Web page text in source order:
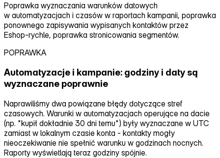
Poprawka wyznaczania warunków datowych
w automatyzacjach i czasów w raportach kampanii, poprawka
ponownego zapisywania wypisanych kontaktów przez
Eshop‑rychle, poprawka stronicowania segmentów.
POPRAWKA
Automatyzacje i kampanie: godziny i daty są
wyznaczane poprawnie
Naprawiliśmy dwa powiązane błędy dotyczące stref
czasowych. Warunki w automatyzacjach operujące na dacie
(np. "kupił dokładnie 30 dni temu") były wyznaczane w UTC
zamiast w lokalnym czasie konta ‑ kontakty mogły
nieoczekiwanie nie spełnić warunku w godzinach nocnych.
Raporty wyświetlają teraz godziny spójnie.